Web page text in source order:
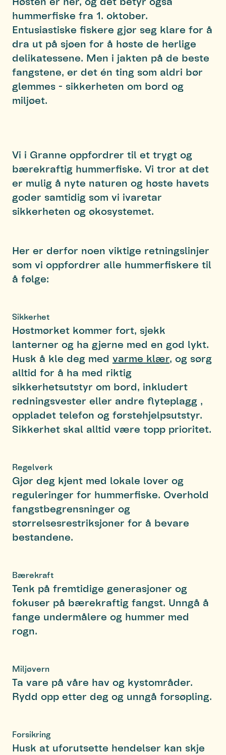
hummerfiske fra 1. oktober.
Entusiastiske fiskere gjør seg klare for å
dra ut på sjøen for å høste de herlige
delikatessene. Men i jakten på de beste
fangstene, er det én ting som aldri bør
glemmes - sikkerheten om bord og
miljøet.
Vi i Granne oppfordrer til et trygt og
bærekraftig hummerfiske. Vi tror at det
er mulig å nyte naturen og høste havets
goder samtidig som vi ivaretar
sikkerheten og økosystemet.
Her er derfor noen viktige retningslinjer
som vi oppfordrer alle hummerfiskere til
å følge:
Sikkerhet
Høstmørket kommer fort, sjekk
lanterner og ha gjerne med en god lykt.
Husk å kle deg med varme klær, og sørg
alltid for å ha med riktig
sikkerhetsutstyr om bord, inkludert
redningsvester eller andre flyteplagg ,
oppladet telefon og førstehjelpsutstyr.
Sikkerhet skal alltid være topp prioritet.
Regelverk
Gjør deg kjent med lokale lover og
reguleringer for hummerfiske. Overhold
fangstbegrensninger og
størrelsesrestriksjoner for å bevare
bestandene.
Bærekraft
Tenk på fremtidige generasjoner og
fokuser på bærekraftig fangst. Unngå å
fange undermålere og hummer med
rogn.
Miljøvern
Ta vare på våre hav og kystområder.
Rydd opp etter deg og unngå forsøpling.
Forsikring
Husk at uforutsette hendelser kan skje